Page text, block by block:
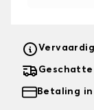
Betaling